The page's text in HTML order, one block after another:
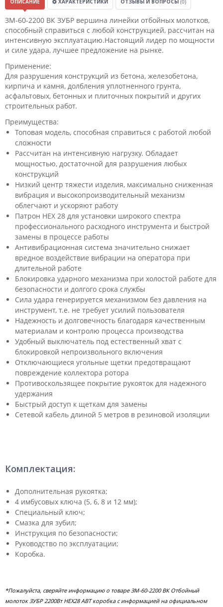
ОПИСАНИЕ ХАРАКТЕРИСТИКИ ОТЗЫВЫ И ВОПРОСЫ (0)
ЗМ-60-2200 ВК ЗУБР вершина линейки отбойных молотков,
способный справиться с любой конструкцией, рассчитан на
интенсивную эксплуатацию.Настоящий лидер по мощности
и силе удара, лучшее предложение на рынке.
Применение:
Для разрушения конструкций из бетона, железобетона,
кирпича и камня, долбления уплотненного грунта,
асфальтовых, бетонных и плиточных покрытий и других
строительных работ.
Преимущества:
Топовая модель, способная справиться с работой любой
сложности
Рассчитан на интенсивную нагрузку. Обладает
мощностью, достаточной для разрушения любых
конструкций
Низкий центр тяжести изделия, максимально сниженная
вибрация и высокопроизводительный механизм
облегчают и ускоряют работу
Патрон НЕХ 28 для установки широкого спектра
профессионального расходного инструмента и быстрой
замены в процессе работы
Антивибрационная система значительно снижает
вредное воздействие вибрации на оператора при
длительной работе
Блокировка ударного механизма при холостой работе для
безопасности и долгого срока службы
Сила удара генерируется механизмом без давления на
инструмент, т.е. не требует усилий пользователя
Надежность и долговечность благодаря качественным
материалам и контролю процесса производства
Удобный выключатель под естественный хват с
блокировкой непроизвольного включения
Отключающиеся угольные щетки предотвращают
повреждение коллектора ротора
Противоскользящее покрытие рукояток для надежного
удержания
Быстрый доступ к щеткам для замены
Сетевой кабель длиной 5 метров в резиновой изоляции
Комплектация:
Дополнительная рукоятка;
4 имбусовых ключа (5, 6, 8 и 12 мм);
Специальный ключ;
Смазка для зубил;
Инструкция по безопасности;
Руководство по эксплуатации;
Коробка.
*Пожалуйста, сверяйте информацию о товаре ЗМ-60-2200 ВК Отбойный
молоток ЗУБР 2200Вт HEX28 АВТ коробка с информацией на официальном